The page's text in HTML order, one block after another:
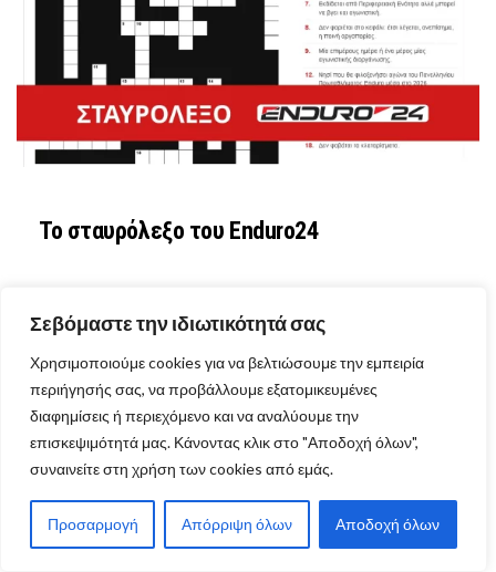
Σεβόμαστε την ιδιωτικότητά σας
Χρησιμοποιούμε cookies για να βελτιώσουμε την εμπειρία
περιήγησής σας, να προβάλλουμε εξατομικευμένες
διαφημίσεις ή περιεχόμενο και να αναλύουμε την
επισκεψιμότητά μας. Κάνοντας κλικ στο "Αποδοχή όλων",
συναινείτε στη χρήση των cookies από εμάς.
Προσαρμογή Απόρριψη όλων Αποδοχή όλων
Το σταυρόλεξο του Enduro24